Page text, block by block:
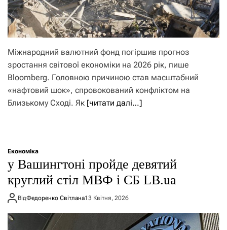
Міжнародний валютний фонд погіршив прогноз
зростання світової економіки на 2026 рік, пише
Bloomberg. Головною причиною став масштабний
«нафтовий шок», спровокований конфліктом на
Близькому Сході. Як [читати далі…]
Економіка
у Вашингтоні пройде девятий
круглий стіл МВФ і СБ LB.ua
ВідФедоренко Світлана13 Квітня, 2026